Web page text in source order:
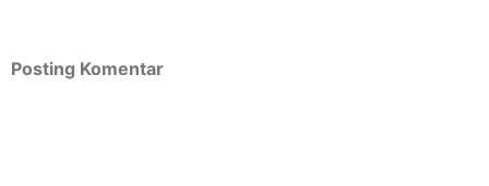
Posting Komentar